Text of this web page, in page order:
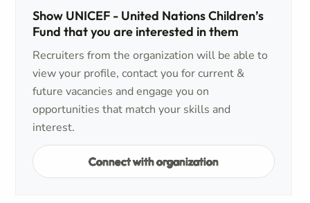
Show UNICEF - United Nations Children’s
Fund that you are interested in them
Recruiters from the organization will be able to
view your profile, contact you for current &
future vacancies and engage you on
opportunities that match your skills and
interest.
Connect with organization